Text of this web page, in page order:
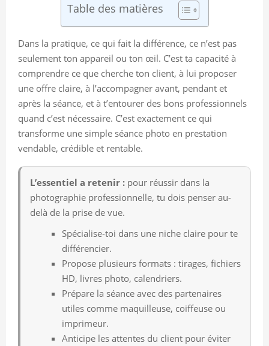
Table des matières
Dans la pratique, ce qui fait la différence, ce n’est pas
seulement ton appareil ou ton œil. C’est ta capacité à
comprendre ce que cherche ton client, à lui proposer
une offre claire, à l’accompagner avant, pendant et
après la séance, et à t’entourer des bons professionnels
quand c’est nécessaire. C’est exactement ce qui
transforme une simple séance photo en prestation
vendable, crédible et rentable.
L’essentiel a retenir : pour réussir dans la
photographie professionnelle, tu dois penser au-
delà de la prise de vue.
Spécialise-toi dans une niche claire pour te
différencier.
Propose plusieurs formats : tirages, fichiers
HD, livres photo, calendriers.
Prépare la séance avec des partenaires
utiles comme maquilleuse, coiffeuse ou
imprimeur.
Anticipe les attentes du client pour éviter